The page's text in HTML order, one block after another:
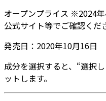
オープンプライス ※2024
公式サイト等でご確認くだ
発売日： 2020年10月16日
成分を選択すると、“選択
ットします。